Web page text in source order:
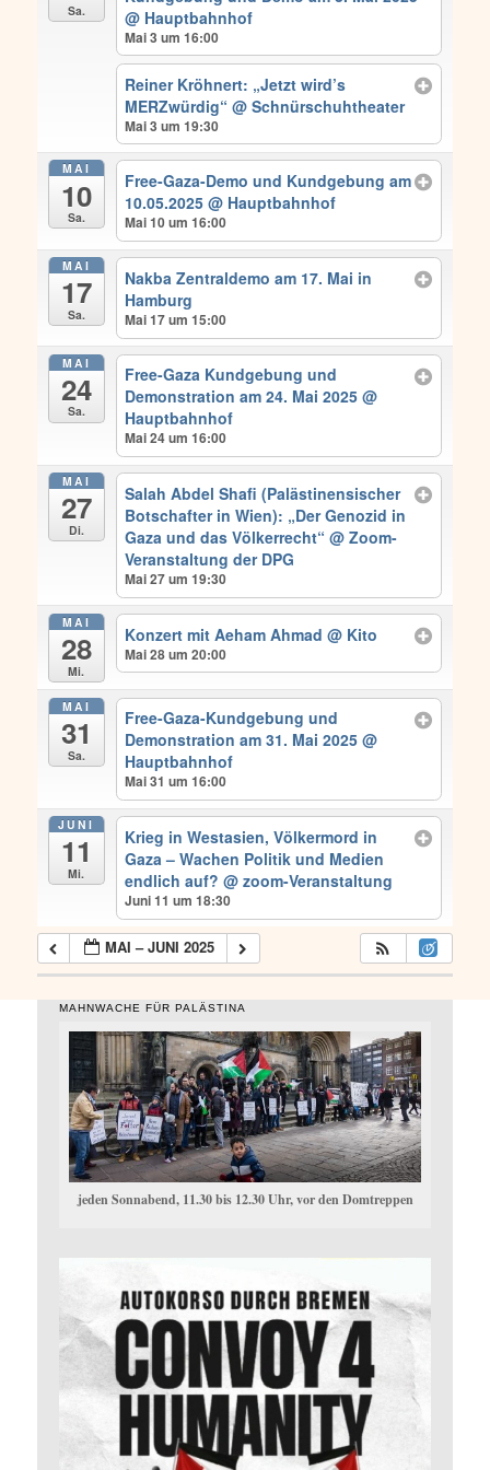
Sa.
@ Hauptbahnhof
Mai 3 um 16:00
Reiner Kröhnert: „Jetzt wird’s
MERZwürdig“@ Schnürschuhtheater
Mai 3 um 19:30
MAI
10
Sa.
Free-Gaza-Demo und Kundgebung am
10.05.2025@ Hauptbahnhof
Mai 10 um 16:00
MAI
17
Sa.
Nakba Zentraldemo am 17. Mai in
Hamburg
Mai 17 um 15:00
MAI
24
Sa.
Free-Gaza Kundgebung und
Demonstration am 24. Mai 2025@
Hauptbahnhof
Mai 24 um 16:00
MAI
27
Di.
Salah Abdel Shafi (Palästinensischer
Botschafter in Wien): „Der Genozid in
Gaza und das Völkerrecht“@ Zoom-
Veranstaltung der DPG
Mai 27 um 19:30
MAI
28
Mi.
Konzert mit Aeham Ahmad@ Kito
Mai 28 um 20:00
MAI
31
Sa.
Free-Gaza-Kundgebung und
Demonstration am 31. Mai 2025@
Hauptbahnhof
Mai 31 um 16:00
JUNI
11
Mi.
Krieg in Westasien, Völkermord in
Gaza – Wachen Politik und Medien
endlich auf?@ zoom-Veranstaltung
Juni 11 um 18:30
MAI – JUNI 2025
MAHNWACHE FÜR PALÄSTINA
jeden Sonnabend, 11.30 bis 12.30 Uhr, vor den Domtreppen